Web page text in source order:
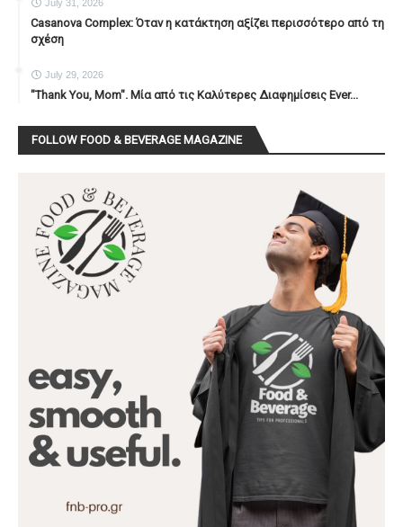
July 31, 2026
Casanova Complex: Όταν η κατάκτηση αξίζει περισσότερο από τη
σχέση
July 29, 2026
"Thank You, Mοm". Μία από τις Καλύτερες Διαφημίσεις Ever...
FOLLOW FOOD & BEVERAGE MAGAZINE